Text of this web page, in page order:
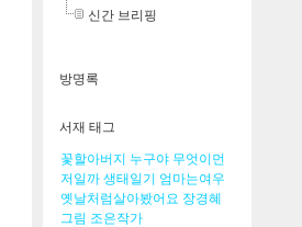
신간 브리핑
방명록
서재 태그
꽃할아버지 누구야 무엇이먼
저일까 생태일기 엄마는여우
옛날처럼살아봤어요 장경혜
그림 조은작가